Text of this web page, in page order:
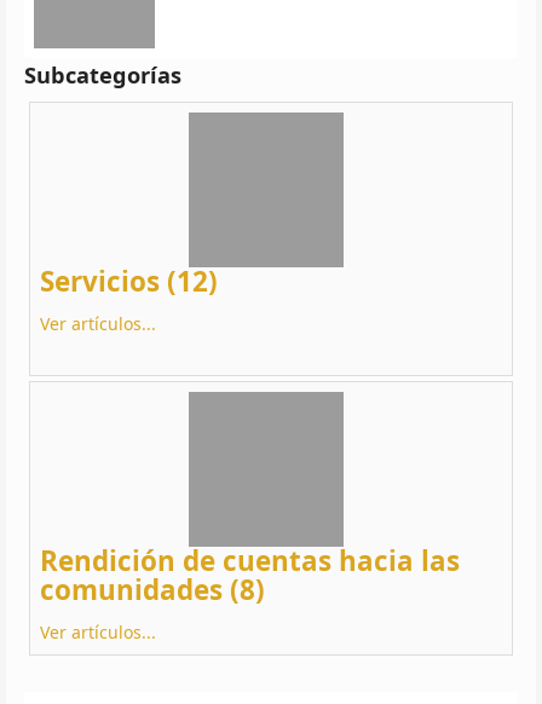
Subcategorías
Servicios (12)
Ver artículos...
Rendición de cuentas hacia las
comunidades (8)
Ver artículos...